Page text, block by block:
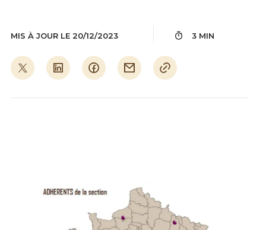
MIS À JOUR LE 20/12/2023 3 MIN